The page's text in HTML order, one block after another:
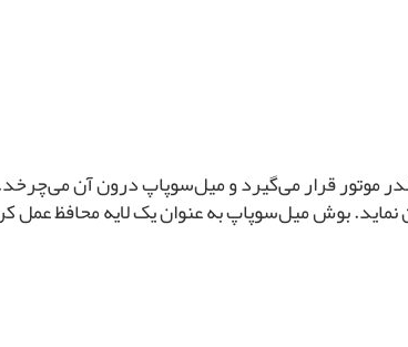
قرار می‌گیرد و میل‌سوپاپ درون آن
بوش میل‌سوپاپ به عنوان یک لایه محافظ عمل